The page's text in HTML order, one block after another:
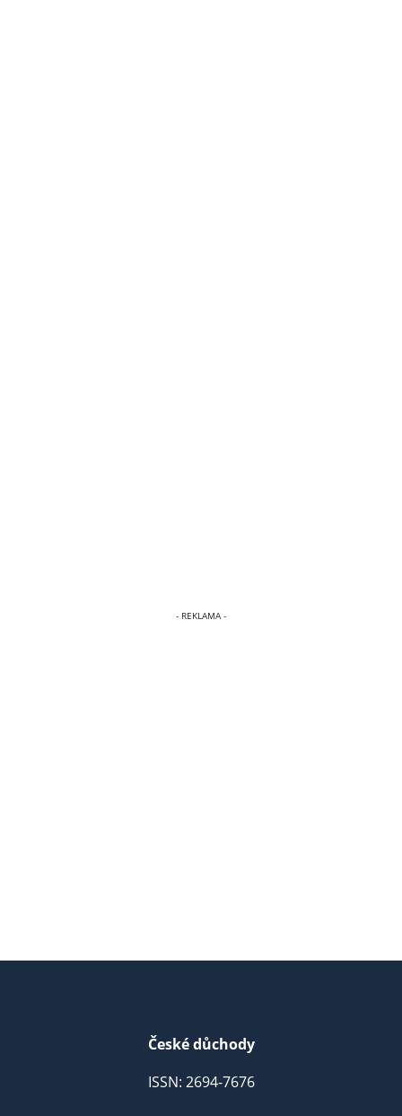
České důchody
ISSN: 2694-7676